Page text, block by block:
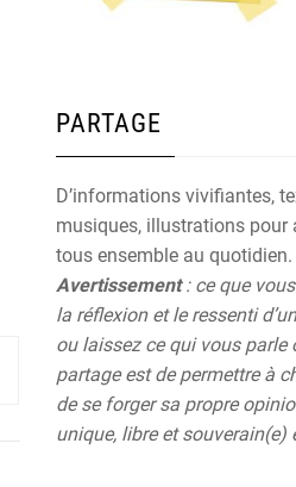
PARTAGE
D’informations vivifiantes,
musiques, illustrations pour
tous ensemble au quotidien.
Avertissement: ce que
la réflexion et le ressenti
ou laissez ce qui vous parle
partage est de permettre à
de se forger sa propre
unique, libre et souverain(e)